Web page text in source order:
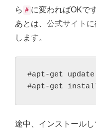
ら # に変わればOKです
あとは、 公式サイト
します。
#apt-get update
#apt-get
途中、インストールし